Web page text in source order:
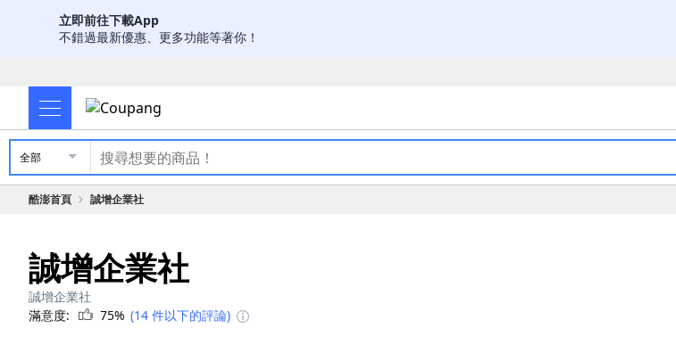
立即前往下載App
不錯過最新優惠、更多功能等著你！
全部
酷澎首頁 誠增企業社
誠增企業社
誠增企業社
滿意度:
75% (14 件以下的評論)